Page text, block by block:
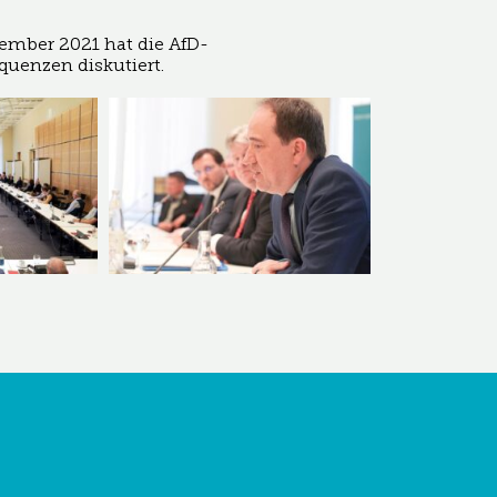
2021 hat die AfD-
diskutiert.